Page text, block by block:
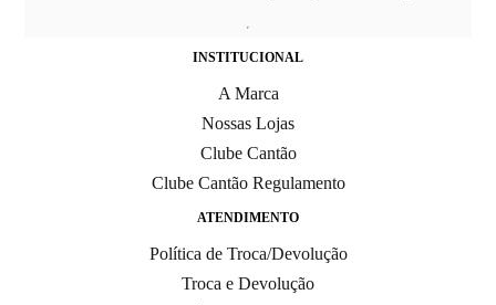
INSTITUCIONAL
A Marca
Nossas Lojas
Clube Cantão
Clube Cantão Regulamento
ATENDIMENTO
Política de Troca/Devolução
Troca e Devolução